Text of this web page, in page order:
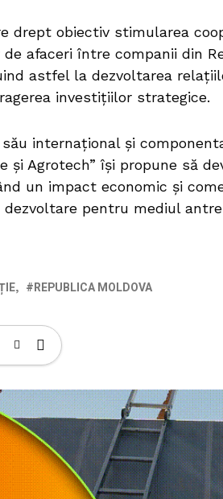
drept obiectiv stimularea
afaceri între companii din
astfel la dezvoltarea
investițiilor strategice.
internațional și
și Agrotech” își propune să
un impact economic și
pentru mediul
REPUBLICA MOLDOVA